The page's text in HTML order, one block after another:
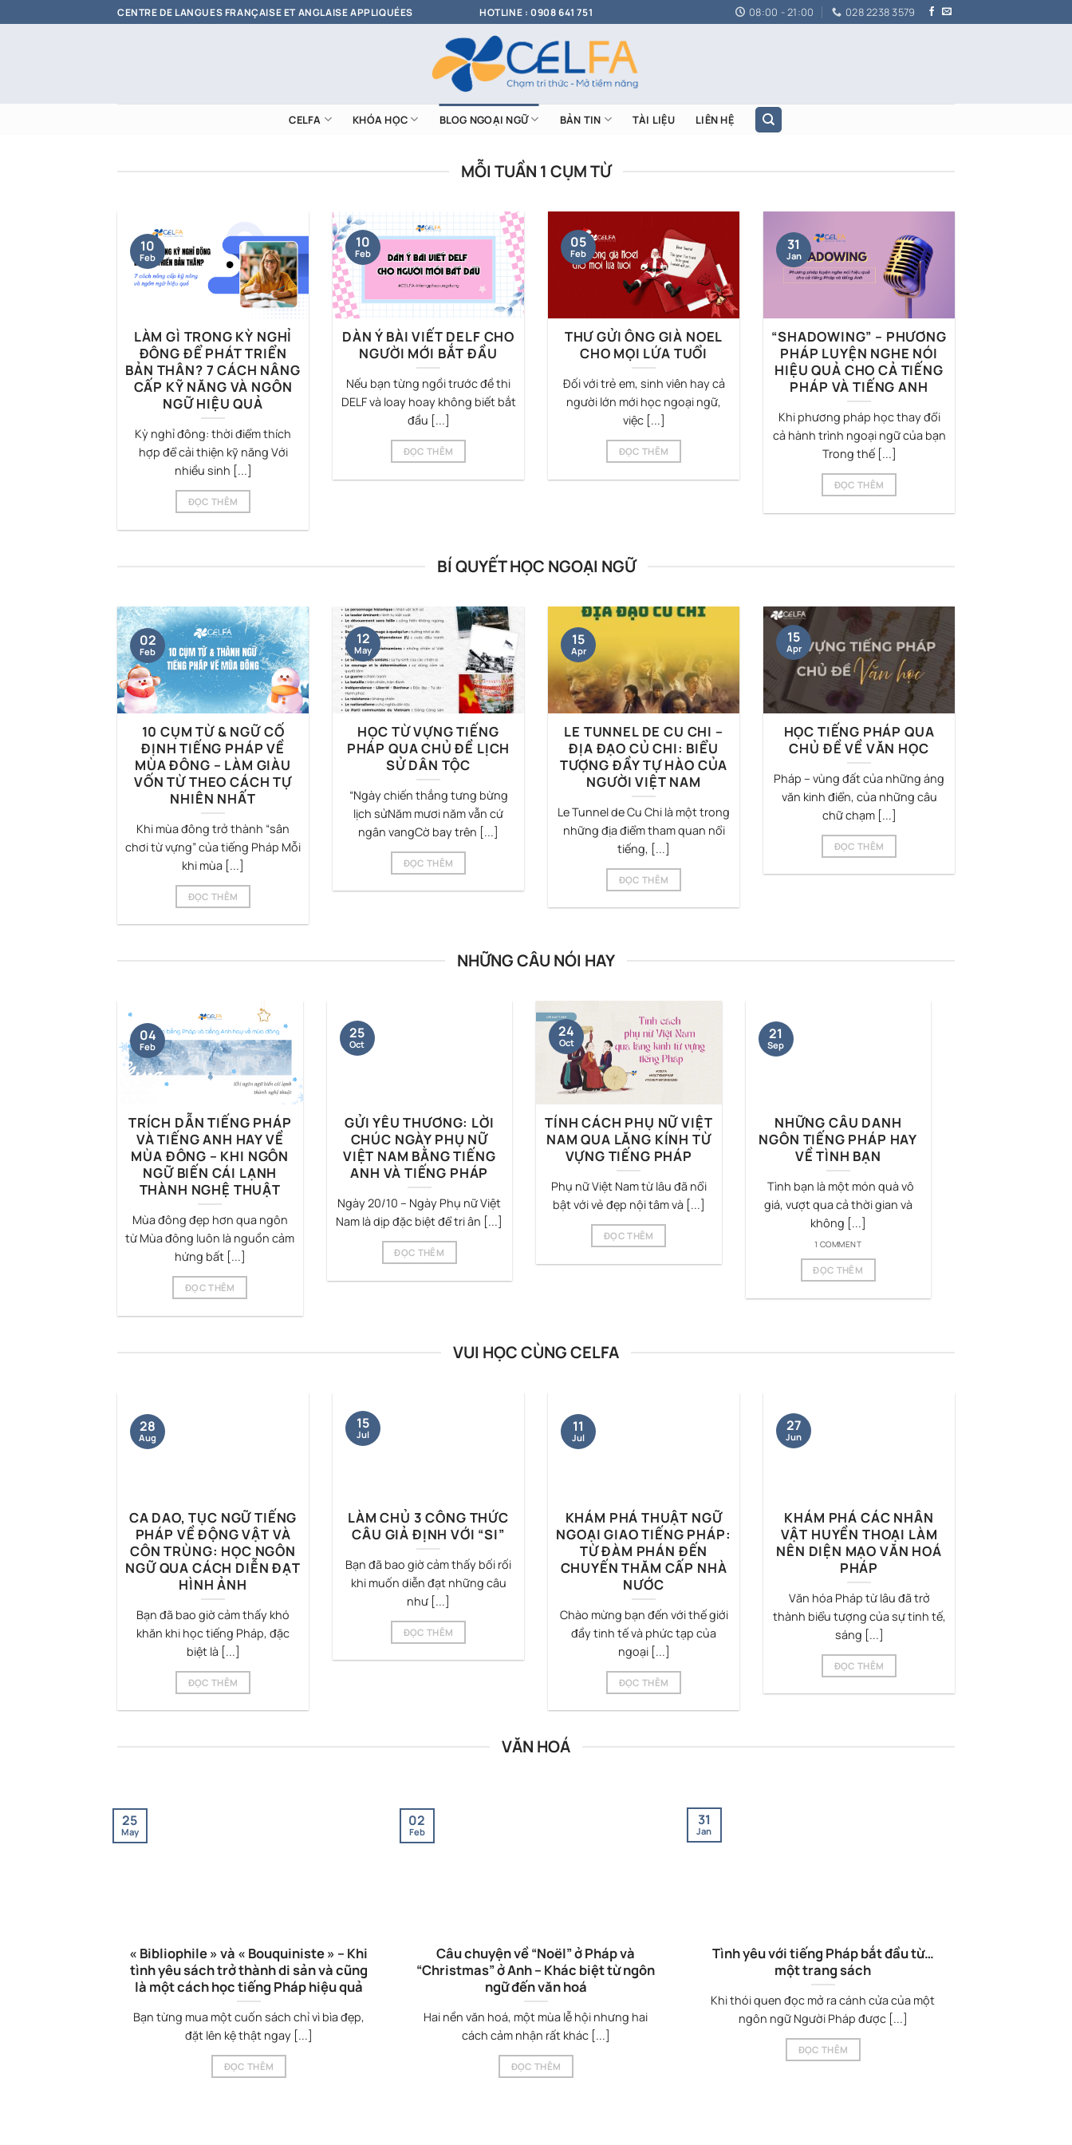
to
CENTRE DE LANGUES FRANÇAISE ET ANGLAISE APPLIQUÉES HOTLINE : 0908 641 751 08:00 - 21:00 028 2238 3579
CELFA KHÓA HỌC BLOG NGOẠI NGỮ BẢN TIN TÀI LIỆU LIÊN HỆ
MỖI TUẦN 1 CỤM TỪ
LÀM GÌ TRONG KỲ NGHỈ
ĐÔNG ĐỂ PHÁT TRIỂN
BẢN THÂN? 7 CÁCH NÂNG
CẤP KỸ NĂNG VÀ NGÔN
NGỮ HIỆU QUẢ
Kỳ nghỉ đông: thời điểm thích
hợp để cải thiện kỹ năng Với
nhiều sinh [...]
ĐỌC THÊM
10
Feb
DÀN Ý BÀI VIẾT DELF CHO
NGƯỜI MỚI BẮT ĐẦU
Nếu bạn từng ngồi trước đề thi
DELF và loay hoay không biết bắt
đầu [...]
ĐỌC THÊM
10
Feb
THƯ GỬI ÔNG GIÀ NOEL
CHO MỌI LỨA TUỔI
Đối với trẻ em, sinh viên hay cả
người lớn mới học ngoại ngữ,
việc [...]
ĐỌC THÊM
05
Feb
“SHADOWING” – PHƯƠNG
PHÁP LUYỆN NGHE NÓI
HIỆU QUẢ CHO CẢ TIẾNG
PHÁP VÀ TIẾNG ANH
Khi phương pháp học thay đổi
cả hành trình ngoại ngữ của bạn
Trong thế [...]
ĐỌC THÊM
31
Jan
BÍ QUYẾT HỌC NGOẠI NGỮ
10 CỤM TỪ & NGỮ CỐ
ĐỊNH TIẾNG PHÁP VỀ
MÙA ĐÔNG – LÀM GIÀU
VỐN TỪ THEO CÁCH TỰ
NHIÊN NHẤT
Khi mùa đông trở thành “sân
chơi từ vựng” của tiếng Pháp Mỗi
khi mùa [...]
ĐỌC THÊM
02
Feb
HỌC TỪ VỰNG TIẾNG
PHÁP QUA CHỦ ĐỀ LỊCH
SỬ DÂN TỘC
“Ngày chiến thắng tưng bừng
lịch sửNăm mươi năm vẫn cứ
ngân vangCờ bay trên [...]
ĐỌC THÊM
12
May
LE TUNNEL DE CU CHI –
ĐỊA ĐẠO CỦ CHI: BIỂU
TƯỢNG ĐẦY TỰ HÀO CỦA
NGƯỜI VIỆT NAM
Le Tunnel de Cu Chi là một trong
những địa điểm tham quan nổi
tiếng, [...]
ĐỌC THÊM
15
Apr
HỌC TIẾNG PHÁP QUA
CHỦ ĐỀ VỀ VĂN HỌC
Pháp – vùng đất của những áng
văn kinh điển, của những câu
chữ chạm [...]
ĐỌC THÊM
15
Apr
NHỮNG CÂU NÓI HAY
TRÍCH DẪN TIẾNG PHÁP
VÀ TIẾNG ANH HAY VỀ
MÙA ĐÔNG – KHI NGÔN
NGỮ BIẾN CÁI LẠNH
THÀNH NGHỆ THUẬT
Mùa đông đẹp hơn qua ngôn
từ Mùa đông luôn là nguồn cảm
hứng bất [...]
ĐỌC THÊM
04
Feb
GỬI YÊU THƯƠNG: LỜI
CHÚC NGÀY PHỤ NỮ
VIỆT NAM BẰNG TIẾNG
ANH VÀ TIẾNG PHÁP
Ngày 20/10 – Ngày Phụ nữ Việt
Nam là dịp đặc biệt để tri ân [...]
ĐỌC THÊM
25
Oct
TÍNH CÁCH PHỤ NỮ VIỆT
NAM QUA LĂNG KÍNH TỪ
VỰNG TIẾNG PHÁP
Phụ nữ Việt Nam từ lâu đã nổi
bật với vẻ đẹp nội tâm và [...]
ĐỌC THÊM
24
Oct
NHỮNG CÂU DANH
NGÔN TIẾNG PHÁP HAY
VỀ TÌNH BẠN
Tình bạn là một món quà vô
giá, vượt qua cả thời gian và
không [...]
1 COMMENT
ĐỌC THÊM
21
Sep
VUI HỌC CÙNG CELFA
CA DAO, TỤC NGỮ TIẾNG
PHÁP VỀ ĐỘNG VẬT VÀ
CÔN TRÙNG: HỌC NGÔN
NGỮ QUA CÁCH DIỄN ĐẠT
HÌNH ẢNH
Bạn đã bao giờ cảm thấy khó
khăn khi học tiếng Pháp, đặc
biệt là [...]
ĐỌC THÊM
28
Aug
LÀM CHỦ 3 CÔNG THỨC
CÂU GIẢ ĐỊNH VỚI “SI”
Bạn đã bao giờ cảm thấy bối rối
khi muốn diễn đạt những câu
như [...]
ĐỌC THÊM
15
Jul
KHÁM PHÁ THUẬT NGỮ
NGOẠI GIAO TIẾNG PHÁP:
TỪ ĐÀM PHÁN ĐẾN
CHUYẾN THĂM CẤP NHÀ
NƯỚC
Chào mừng bạn đến với thế giới
đầy tinh tế và phức tạp của
ngoại [...]
ĐỌC THÊM
11
Jul
KHÁM PHÁ CÁC NHÂN
VẬT HUYỀN THOẠI LÀM
NÊN DIỆN MẠO VĂN HOÁ
PHÁP
Văn hóa Pháp từ lâu đã trở
thành biểu tượng của sự tinh tế,
sáng [...]
ĐỌC THÊM
27
Jun
VĂN HOÁ
« Bibliophile » và « Bouquiniste » – Khi
tình yêu sách trở thành di sản và cũng
là một cách học tiếng Pháp hiệu quả
Bạn từng mua một cuốn sách chỉ vì bìa đẹp,
đặt lên kệ thật ngay [...]
ĐỌC THÊM
25
May
Câu chuyện về “Noël” ở Pháp và
“Christmas” ở Anh – Khác biệt từ ngôn
ngữ đến văn hoá
Hai nền văn hoá, một mùa lễ hội nhưng hai
cách cảm nhận rất khác [...]
ĐỌC THÊM
02
Feb
Tình yêu với tiếng Pháp bắt đầu từ…
một trang sách
Khi thói quen đọc mở ra cánh cửa của một
ngôn ngữ Người Pháp được [...]
ĐỌC THÊM
31
Jan